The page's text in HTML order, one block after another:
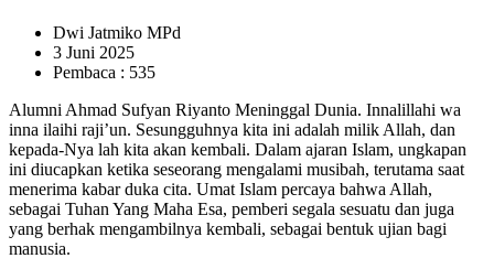
Dwi Jatmiko MPd
3 Juni 2025
Pembaca : 535
Alumni Ahmad Sufyan Riyanto Meninggal Dunia. Innalillahi wa
inna ilaihi raji’un. Sesungguhnya kita ini adalah milik Allah, dan
kepada-Nya lah kita akan kembali. Dalam ajaran Islam, ungkapan
ini diucapkan ketika seseorang mengalami musibah, terutama saat
menerima kabar duka cita. Umat Islam percaya bahwa Allah,
sebagai Tuhan Yang Maha Esa, pemberi segala sesuatu dan juga
yang berhak mengambilnya kembali, sebagai bentuk ujian bagi
manusia.